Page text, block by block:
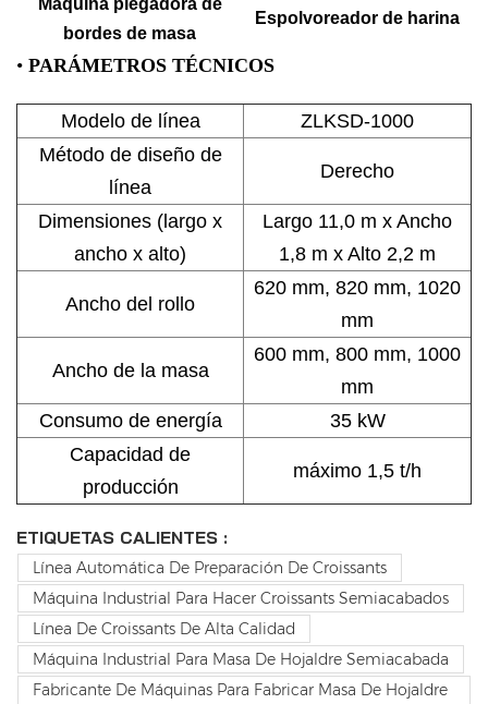
Máquina plegadora de
bordes de masa
Espolvoreador de harina
• PARÁMETROS TÉCNICOS
Modelo de línea
ZLKSD-1000
Método de diseño de
línea
Derecho
Dimensiones (largo x
ancho x alto)
Largo 11,0 m x Ancho
1,8 m x Alto 2,2 m
Ancho del rollo
620 mm, 820 mm, 1020
mm
Ancho de la masa
600 mm, 800 mm, 1000
mm
Consumo de energía
35 kW
Capacidad de
producción
máximo 1,5 t/h
ETIQUETAS CALIENTES :
Línea Automática De Preparación De Croissants
Máquina Industrial Para Hacer Croissants Semiacabados
Línea De Croissants De Alta Calidad
Máquina Industrial Para Masa De Hojaldre Semiacabada
Fabricante De Máquinas Para Fabricar Masa De Hojaldre